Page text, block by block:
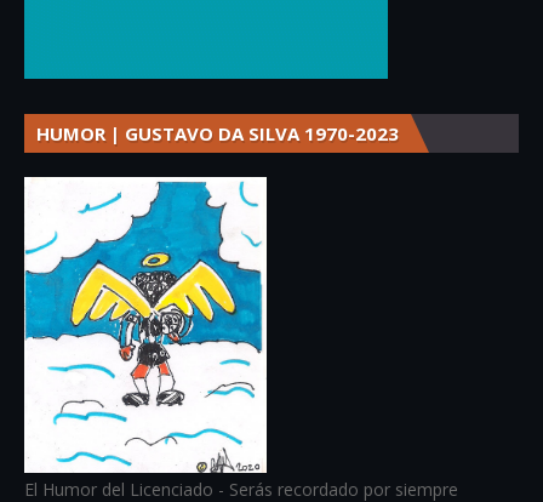
HUMOR | GUSTAVO DA SILVA 1970-2023
El Humor del Licenciado - Serás recordado por siempre